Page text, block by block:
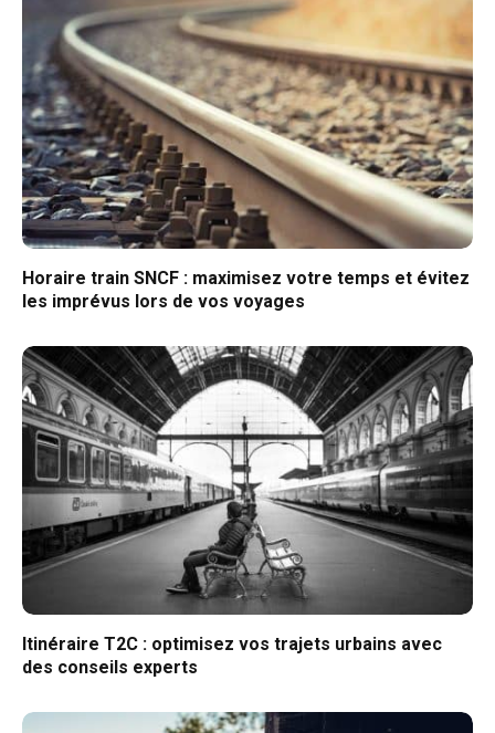
Horaire train SNCF : maximisez votre temps et évitez
les imprévus lors de vos voyages
Itinéraire T2C : optimisez vos trajets urbains avec
des conseils experts